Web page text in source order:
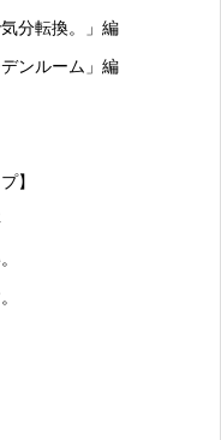
分転換。」編
ンルーム」編
】